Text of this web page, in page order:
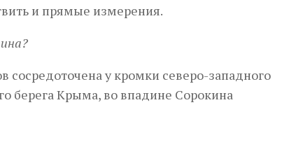
и прямые измерения.
сосредоточена у кромки северо-западного
берега Крыма, во впадине Сорокина